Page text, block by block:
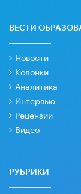
ВЕСТИ
Новости
Колонки
Аналитика
Интервью
Рецензии
Видео
РУБРИКИ